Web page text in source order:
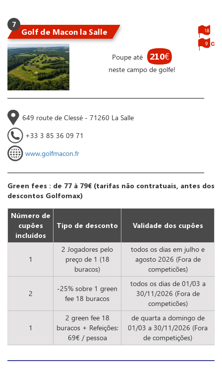
7
Golf de Macon la Salle
Poupe até 210€
neste campo de golfe!
18
9
649 route de Clessé - 71260 La Salle
+33 3 85 36 09 71
www.golfmacon.fr
Green fees : de 77 à 79€ (tarifas não contratuais, antes dos
descontos Golfomax)
Número de
cupões
incluídos
Tipo de desconto Validade dos cupões
1
2 Jogadores pelo
preço de 1 (18
buracos)
todos os dias em julho e
agosto 2026 (Fora de
competicões)
2
-25% sobre 1 green
fee 18 buracos
todos os dias de 01/03 a
30/11/2026 (Fora de
competicões)
1
2 green fee 18
buracos + Refeições:
69€ / pessoa
de quarta a domingo de
01/03 a 30/11/2026 (Fora
de competições)